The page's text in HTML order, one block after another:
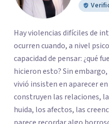
Hay violencias difíciles de
ocurren cuando, a nivel
capacidad de pensar: ¿qué
hicieron esto? Sin embargo,
vivió insisten en aparecer
construyen las relaciones,
huida, los afectos, las